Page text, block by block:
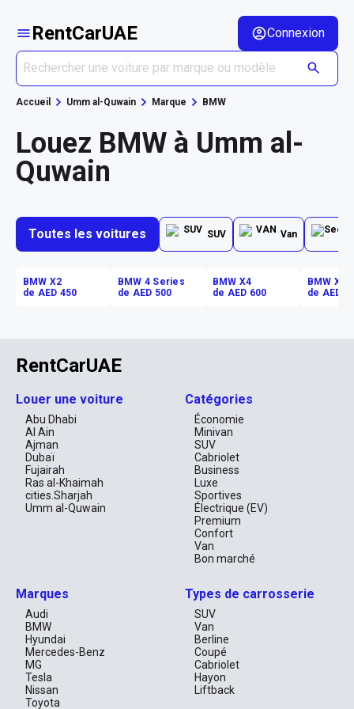
RentCarUAE Connexion
Accueil Umm al-Quwain Marque BMW
Louez BMW à Umm al-
Quwain
Toutes les voitures SUV Van
BMW X2
de AED 450
BMW 4 Series
de AED 500
BMW X4
de AED 600
BMW X3
de AED
RentCarUAE
Louer une voiture
Abu Dhabi
Al Ain
Ajman
Dubaï
Fujairah
Ras al-Khaimah
cities.Sharjah
Umm al-Quwain
Catégories
Économie
Minivan
SUV
Cabriolet
Business
Luxe
Sportives
Électrique (EV)
Premium
Confort
Van
Bon marché
Marques
Audi
BMW
Hyundai
Mercedes-Benz
MG
Tesla
Nissan
Toyota
Types de carrosserie
SUV
Van
Berline
Coupé
Cabriolet
Hayon
Liftback